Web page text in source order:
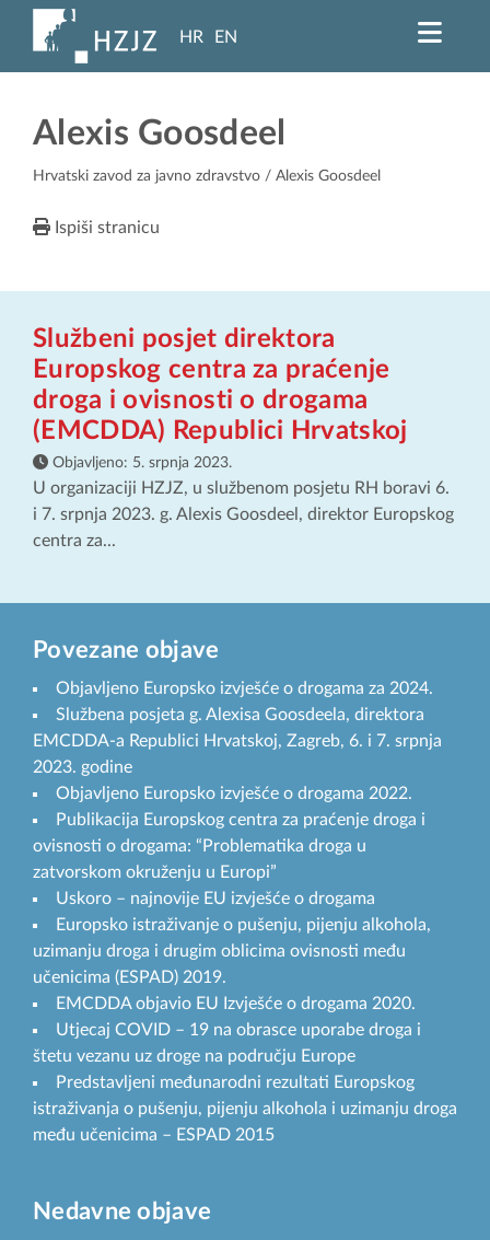
HR EN
Alexis Goosdeel
Hrvatski zavod za javno zdravstvo / Alexis Goosdeel
Ispiši stranicu
Službeni posjet direktora
Europskog centra za praćenje
droga i ovisnosti o drogama
(EMCDDA) Republici Hrvatskoj
Objavljeno: 5. srpnja 2023.
U organizaciji HZJZ, u službenom posjetu RH boravi 6.
i 7. srpnja 2023. g. Alexis Goosdeel, direktor Europskog
centra za...
Povezane objave
Objavljeno Europsko izvješće o drogama za 2024.
Službena posjeta g. Alexisa Goosdeela, direktora
EMCDDA-a Republici Hrvatskoj, Zagreb, 6. i 7. srpnja
2023. godine
Objavljeno Europsko izvješće o drogama 2022.
Publikacija Europskog centra za praćenje droga i
ovisnosti o drogama: “Problematika droga u
zatvorskom okruženju u Europi”
Uskoro – najnovije EU izvješće o drogama
Europsko istraživanje o pušenju, pijenju alkohola,
uzimanju droga i drugim oblicima ovisnosti među
učenicima (ESPAD) 2019.
EMCDDA objavio EU Izvješće o drogama 2020.
Utjecaj COVID – 19 na obrasce uporabe droga i
štetu vezanu uz droge na području Europe
Predstavljeni međunarodni rezultati Europskog
istraživanja o pušenju, pijenju alkohola i uzimanju droga
među učenicima – ESPAD 2015
Nedavne objave